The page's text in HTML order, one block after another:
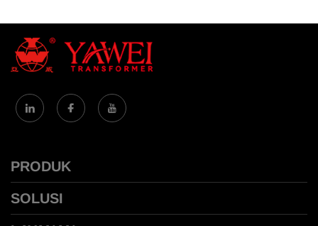
PRODUK
SOLUSI